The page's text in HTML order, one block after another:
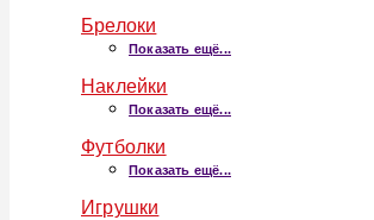
Брелоки
Показать ещё...
Наклейки
Показать ещё...
Футболки
Показать ещё...
Игрушки